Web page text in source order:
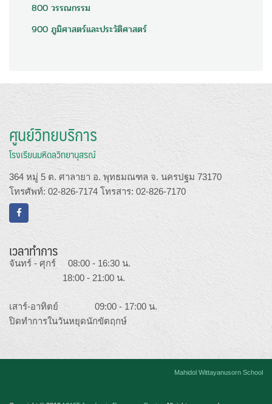
800 วรรณกรรม
900 ภูมิศาสตร์และประวัติศาสตร์
ศูนย์วิทยบริการ
โรงเรียนมหิดลวิทยานุสรณ์
364 หมู่ 5 ต. ศาลายา อ. พุทธมณฑล จ. นครปฐม 73170
โทรศัพท์: 02-826-7174 โทรสาร: 02-826-7170
เวลาทำการ
จันทร์ - ศุกร์ 08:00 - 16:30 น.
18:00 - 21:00 น.
เสาร์-อาทิตย์ 09:00 - 17:00 น.
ปิดทำการในวันหยุดนักขัตฤกษ์
Mahidol Wittayanusorn School